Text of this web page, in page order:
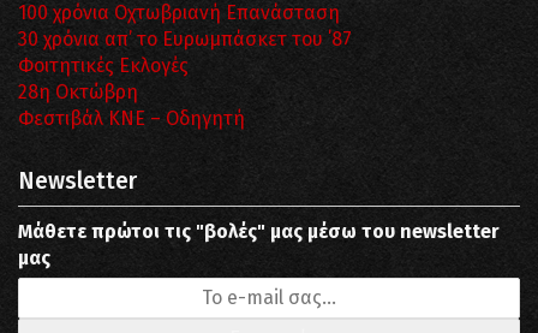
100 χρόνια Οχτωβριανή Επανάσταση
30 χρόνια απ’ το Ευρωμπάσκετ του ΄87
Φοιτητικές Εκλογές
28η Οκτώβρη
Φεστιβάλ ΚΝΕ – Οδηγητή
Newsletter
Μάθετε πρώτοι τις "βολές" μας μέσω του newsletter
μας